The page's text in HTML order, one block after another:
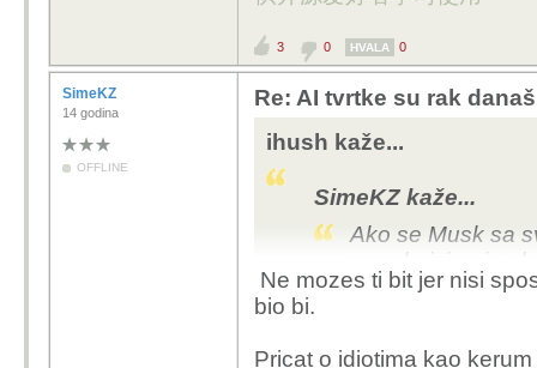
jedino što to
bola.. i ostatak
će sve .. no tko
možda i ove? ..
-interna anketa,
kerum? (imati
pršutom..) nitko?
Čisto solidna definicija
3 0 HVALA 0
SimeKZ
14 godina
OFFLINE
Re: AI tvrtke su rak
ihush kaže...
SimeKZ kaže...
Ako se Musk sa
populariziranje
kurac i mi.
njegovom mjesu i
Ne mozes ti bit jer nisi
bio bi.
Pricat o idiotima kao